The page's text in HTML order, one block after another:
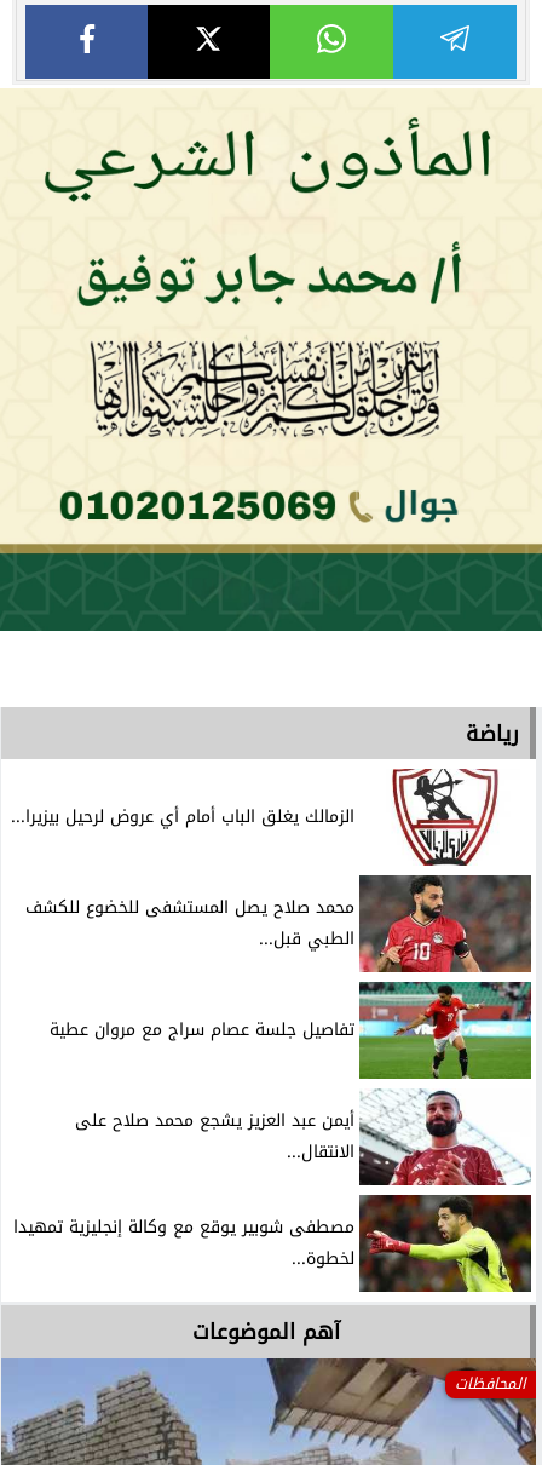
رياضة
الزمالك يغلق الباب أمام أي عروض لرحيل بيزيرا...
محمد صلاح يصل المستشفى للخضوع للكشف
الطبي قبل...
تفاصيل جلسة عصام سراج مع مروان عطية
أيمن عبد العزيز يشجع محمد صلاح على
الانتقال...
مصطفى شوبير يوقع مع وكالة إنجليزية تمهيدا
لخطوة...
آهم الموضوعات
المحافظات